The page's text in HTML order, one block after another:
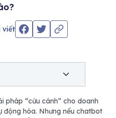
viết
pháp “cứu cánh” cho doanh
động hóa. Nhưng nếu chatbot